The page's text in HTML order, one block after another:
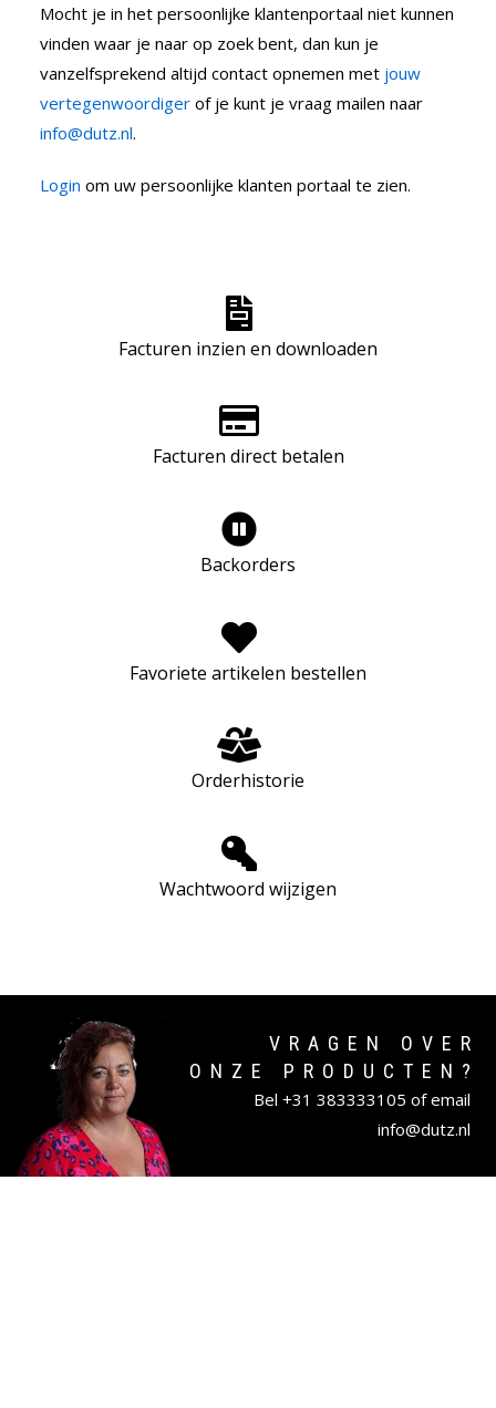
Mocht je in het persoonlijke klantenportaal niet kunnen
vinden waar je naar op zoek bent, dan kun je
vanzelfsprekend altijd contact opnemen met jouw
vertegenwoordigerof je kunt je vraag mailen naar
info@dutz.nl.
Login om uw persoonlijke klanten portaal te zien.
Facturen inzien en downloaden
Facturen direct betalen
Backorders
Favoriete artikelen bestellen
Orderhistorie
Wachtwoord wijzigen
VRAGEN OVER
ONZE PRODUCTEN?
Bel +31 383333105 of email
info@dutz.nl